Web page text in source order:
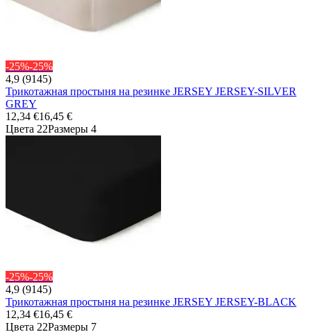
-25%-25%
4,9 (9145)
Трикотажная простыня на резинке JERSEY JERSEY-SILVER
GREY
12,34 €16,45 €
Цвета 22Размеры 4
-25%-25%
4,9 (9145)
Трикотажная простыня на резинке JERSEY JERSEY-BLACK
12,34 €16,45 €
Цвета 22Размеры 7